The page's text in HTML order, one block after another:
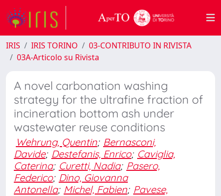
IRIS IRIS TORINO
03-CONTRIBUTO IN RIVISTA
03A-Articolo su Rivista
A novel carbonation washing
strategy for the ultrafine fraction of
incineration bottom ash under
wastewater reuse conditions
Wehrung, Quentin; Bernasconi,
Davide; Destefanis, Enrico; Caviglia,
Caterina; Curetti, Nadia; Pasero,
Federico; Dino, Giovanna
Antonella; Michel, Fabien; Pavese,